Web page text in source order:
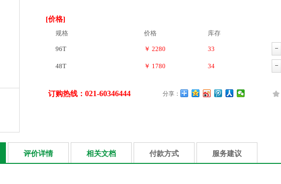
[价格]
规格 价格 库存
96T ￥ 2280 33
48T ￥ 1780 34
订购热线： 021-60346444 分享：
评价详情 相关文档 付款方式 服务建议